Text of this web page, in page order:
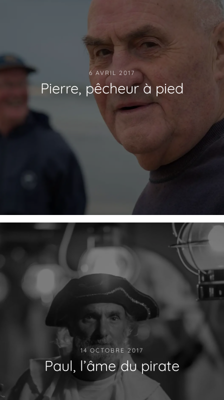
6 AVRIL 2017
Pierre, pêcheur à pied
14 OCTOBRE 2017
Paul, l’âme du pirate